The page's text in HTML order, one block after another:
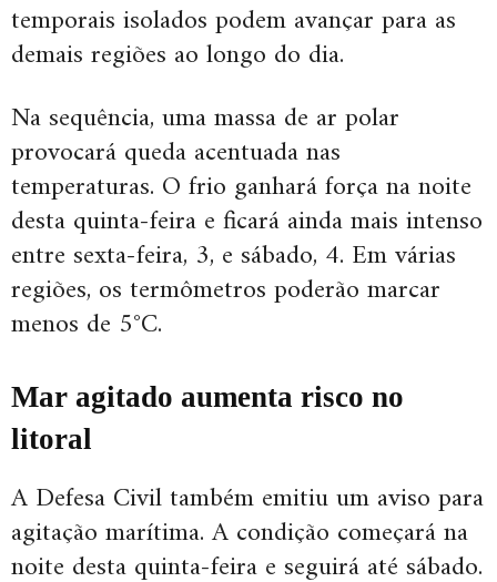
temporais isolados podem avançar para as
demais regiões ao longo do dia.
Na sequência, uma massa de ar polar
provocará queda acentuada nas
temperaturas. O frio ganhará força na noite
desta quinta-feira e ficará ainda mais intenso
entre sexta-feira, 3, e sábado, 4. Em várias
regiões, os termômetros poderão marcar
menos de 5°C.
Mar agitado aumenta risco no
litoral
A Defesa Civil também emitiu um aviso para
agitação marítima. A condição começará na
noite desta quinta-feira e seguirá até sábado.